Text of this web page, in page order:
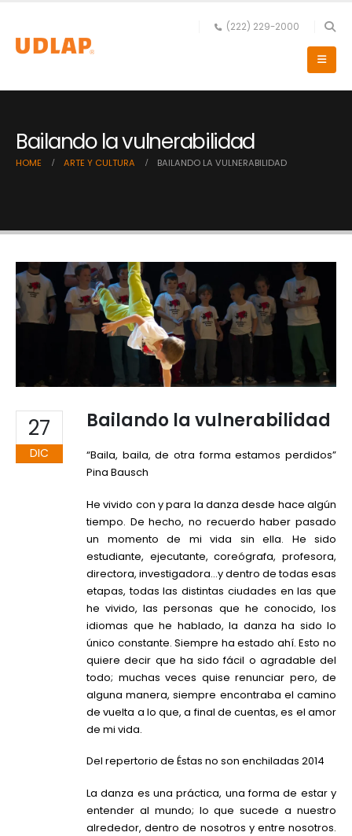
(222) 229-2000
Bailando la vulnerabilidad
HOME ARTE Y CULTURA BAILANDO LA VULNERABILIDAD
27
DIC
Bailando la vulnerabilidad
“Baila, baila, de otra forma estamos perdidos”
Pina Bausch
He vivido con y para la danza desde hace algún
tiempo. De hecho, no recuerdo haber pasado
un momento de mi vida sin ella. He sido
estudiante, ejecutante, coreógrafa, profesora,
directora, investigadora…y dentro de todas esas
etapas, todas las distintas ciudades en las que
he vivido, las personas que he conocido, los
idiomas que he hablado, la danza ha sido lo
único constante. Siempre ha estado ahí. Esto no
quiere decir que ha sido fácil o agradable del
todo; muchas veces quise renunciar pero, de
alguna manera, siempre encontraba el camino
de vuelta a lo que, a final de cuentas, es el amor
de mi vida.
Del repertorio de Éstas no son enchiladas 2014
La danza es una práctica, una forma de estar y
entender al mundo; lo que sucede a nuestro
alrededor, dentro de nosotros y entre nosotros.